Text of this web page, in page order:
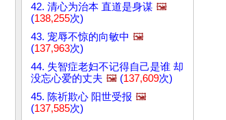
42. 清心为治本 直道是身谋 🖼️
(138,255次)
43. 宠辱不惊的向敏中 🖼️
(137,963次)
44. 失智症老妇不记得自己是谁 却
没忘心爱的丈夫 🖼️ (137,609次)
45. 陈祈欺心 阳世受报 🖼️
(137,585次)